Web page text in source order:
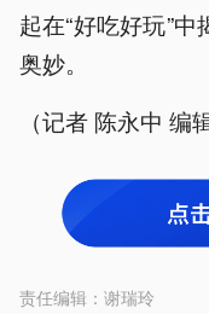
起在“好吃好玩”
奥妙。
（记者 陈永中 编
责任编辑： 谢瑞玲